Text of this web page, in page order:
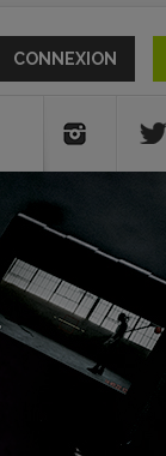
CONNEXION